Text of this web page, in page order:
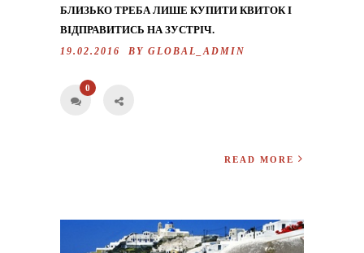
БЛИЗЬКО ТРЕБА ЛИШЕ КУПИТИ КВИТОК І
ВІДПРАВИТИСЬ НА ЗУСТРІЧ.
19.02.2016 BY GLOBAL_ADMIN
0
READ MORE